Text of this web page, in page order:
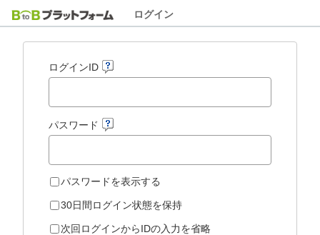
ログイン
ログインID
パスワード
パスワードを表示する
30日間ログイン状態を保持
次回ログインからIDの入力を省略